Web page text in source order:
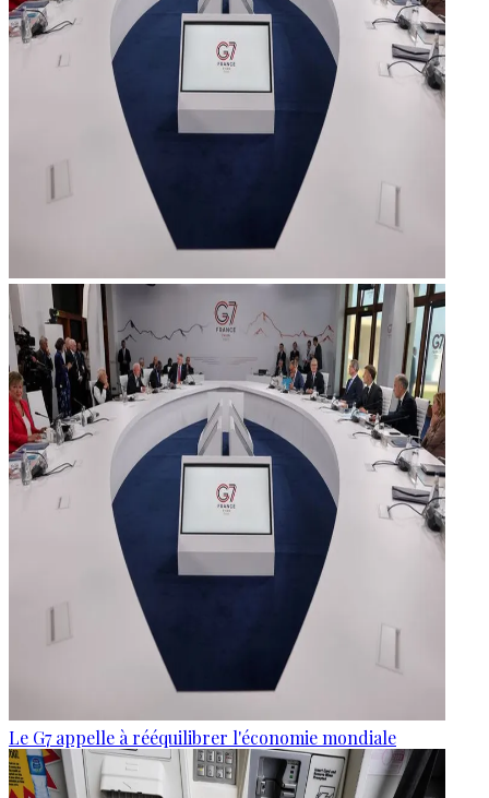
Le G7 appelle à rééquilibrer l'économie mondiale